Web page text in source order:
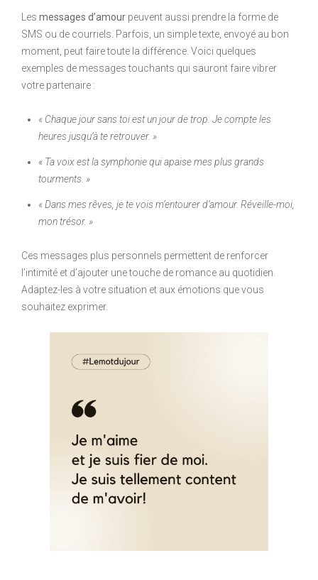
Les messages d’amour peuvent aussi prendre la forme de
SMS ou de courriels. Parfois, un simple texte, envoyé au bon
moment, peut faire toute la différence. Voici quelques
exemples de messages touchants qui sauront faire vibrer
votre partenaire :
« Chaque jour sans toi est un jour de trop. Je compte les
heures jusqu’à te retrouver. »
« Ta voix est la symphonie qui apaise mes plus grands
tourments. »
« Dans mes rêves, je te vois m’entourer d’amour. Réveille-moi,
mon trésor. »
Ces messages plus personnels permettent de renforcer
l’intimité et d’ajouter une touche de romance au quotidien.
Adaptez-les à votre situation et aux émotions que vous
souhaitez exprimer.